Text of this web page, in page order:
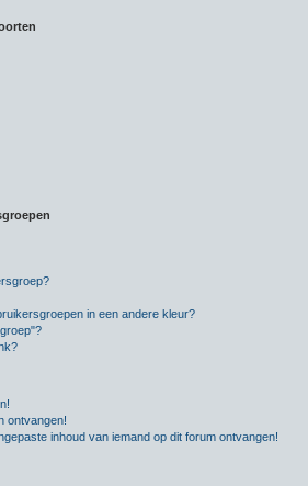
in een andere kleur?
ontvangen!
inhoud van iemand op dit forum ontvangen!